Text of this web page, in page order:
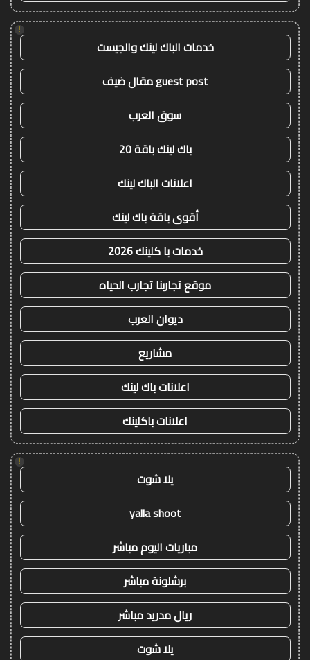
!
خدمات الباك لينك والجيست
guest post مقال ضيف
سوق العرب
باك لينك باقة 20
اعلانات الباك لينك
أقوى باقة باك لينك
خدمات با كلينك 2026
موقع تجاربنا تجارب الحياه
ديوان العرب
مشاريع
اعلانات باك لينك
اعلانات باكلينك
!
يلا شوت
yalla shoot
مباريات اليوم مباشر
برشلونة مباشر
ريال مدريد مباشر
يلا شوت